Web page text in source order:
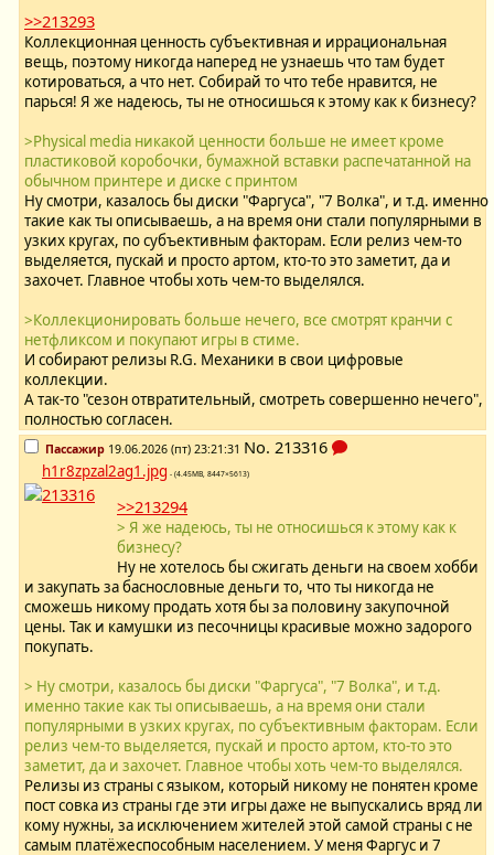
>>213293
Коллекционная ценность субъективная и иррациональная
вещь, поэтому никогда наперед не узнаешь что там будет
котироваться, а что нет. Собирай то что тебе нравится, не
парься! Я же надеюсь, ты не относишься к этому как к бизнесу?
>Physical media никакой ценности больше не имеет кроме
пластиковой коробочки, бумажной вставки распечатанной на
обычном принтере и диске с принтом
Ну смотри, казалось бы диски "Фаргуса", "7 Волка", и т.д. именно
такие как ты описываешь, а на время они стали популярными в
узких кругах, по субъективным факторам. Если релиз чем-то
выделяется, пускай и просто артом, кто-то это заметит, да и
захочет. Главное чтобы хоть чем-то выделялся.
>Коллекционировать больше нечего, все смотрят кранчи с
нетфликсом и покупают игры в стиме.
И собирают релизы R.G. Механики в свои цифровые
коллекции.
А так-то "сезон отвратительный, смотреть совершенно нечего",
полностью согласен.
Пассажир 19.06.2026 (пт) 23:21:31 No. 213316
h1r8zpzal2ag1.jpg - (4.45MB, 8447×5613)
>>213294
> Я же надеюсь, ты не относишься к этому как к
бизнесу?
Ну не хотелось бы сжигать деньги на своем хобби
и закупать за баснословные деньги то, что ты никогда не
сможешь никому продать хотя бы за половину закупочной
цены. Так и камушки из песочницы красивые можно задорого
покупать.
> Ну смотри, казалось бы диски "Фаргуса", "7 Волка", и т.д.
именно такие как ты описываешь, а на время они стали
популярными в узких кругах, по субъективным факторам. Если
релиз чем-то выделяется, пускай и просто артом, кто-то это
заметит, да и захочет. Главное чтобы хоть чем-то выделялся.
Релизы из страны с языком, который никому не понятен кроме
пост совка из страны где эти игры даже не выпускались вряд ли
кому нужны, за исключением жителей этой самой страны с не
самым платёжеспособным населением. У меня Фаргус и 7